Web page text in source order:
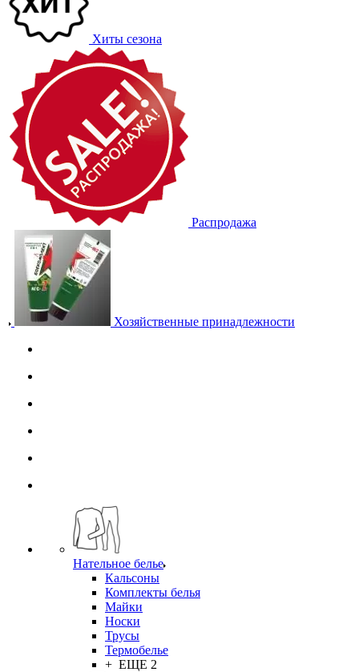
Хиты сезона
Распродажа
Хозяйственные принадлежности
Нательное белье
Кальсоны
Комплекты белья
Майки
Носки
Трусы
Термобелье
+ ЕЩЕ 2